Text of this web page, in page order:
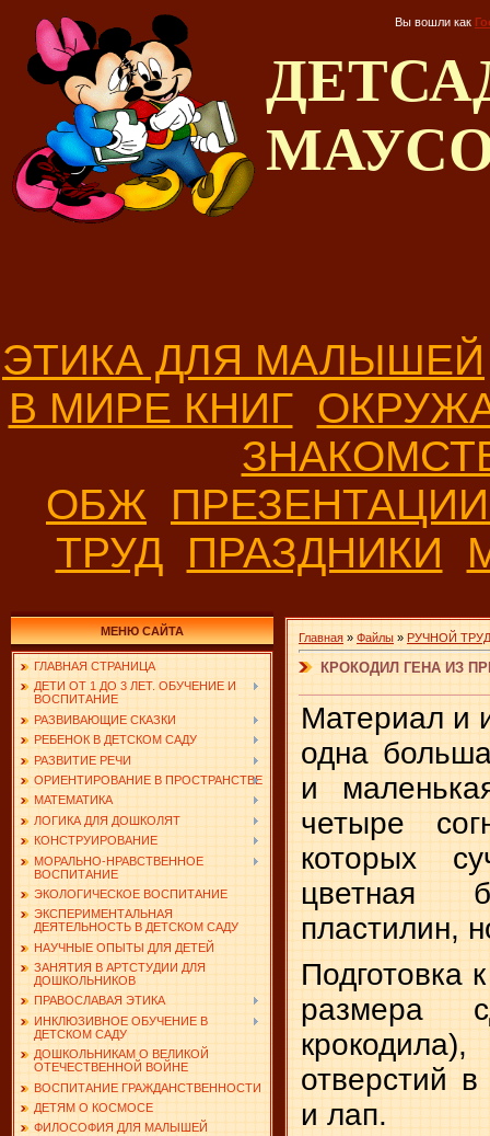
Вы вошли как
ЭТИКА ДЛЯ МАЛЫШЕЙ
В МИРЕ КНИГ
ОБЖ
ТРУД ПРАЗДНИКИ
МЕНЮ САЙТА
ГЛАВНАЯ СТРАНИЦА
ДЕТИ ОТ 1 ДО 3 ЛЕТ. ОБУЧЕНИЕ И
ВОСПИТАНИЕ
РАЗВИВАЮЩИЕ СКАЗКИ
РЕБЕНОК В ДЕТСКОМ САДУ
РАЗВИТИЕ РЕЧИ
ОРИЕНТИРОВАНИЕ В ПРОСТРАНСТВЕ
МАТЕМАТИКА
ЛОГИКА ДЛЯ ДОШКОЛЯТ
КОНСТРУИРОВАНИЕ
МОРАЛЬНО-НРАВСТВЕННОЕ
ВОСПИТАНИЕ
ЭКОЛОГИЧЕСКОЕ ВОСПИТАНИЕ
ЭКСПЕРИМЕНТАЛЬНАЯ
ДЕЯТЕЛЬНОСТЬ В ДЕТСКОМ САДУ
НАУЧНЫЕ ОПЫТЫ ДЛЯ ДЕТЕЙ
ЗАНЯТИЯ В АРТСТУДИИ ДЛЯ
ДОШКОЛЬНИКОВ
ПРАВОСЛАВАЯ ЭТИКА
ИНКЛЮЗИВНОЕ ОБУЧЕНИЕ В
ДЕТСКОМ САДУ
ДОШКОЛЬНИКАМ О ВЕЛИКОЙ
ОТЕЧЕСТВЕННОЙ ВОЙНЕ
ВОСПИТАНИЕ ГРАЖДАНСТВЕННОСТИ
ДЕТЯМ О КОСМОСЕ
ФИЛОСОФИЯ ДЛЯ МАЛЫШЕЙ
Главная » Файлы » РУЧНОЙ ТРУД
КРОКОДИЛ ГЕНА ИЗ
Материал и
одна
и
четыре
которых
цветная
пластилин,
Подготовка
размера
отверстий
и лап.